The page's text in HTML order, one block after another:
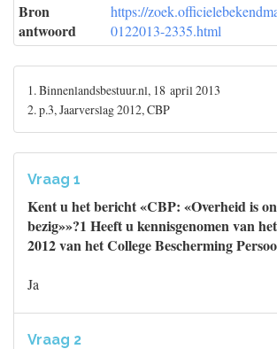
Bron
antwoord
https://
0122013-2335.html
1. Binnenlandsbestuur.nl, 18 april 2013
2. p.3, Jaarverslag 2012, CBP
Vraag 1
Kent u het bericht «CBP: «Overheid is
bezig»»?1 Heeft u kennisgenomen van
2012 van het College Bescherming
Ja
Vraag 2